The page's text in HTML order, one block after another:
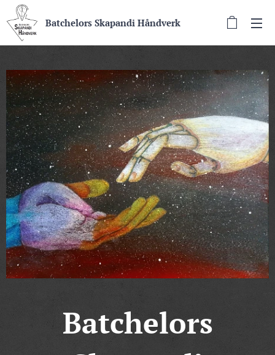
Batchelors Skapandi Håndverk
Batchelors